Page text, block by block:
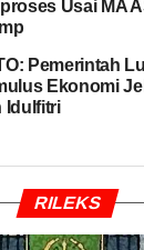
Kembali
terus
agribisnis
dalam negeri
Usai MA
Pemerintah
Ekonomi
Idulfitri
RILEKS